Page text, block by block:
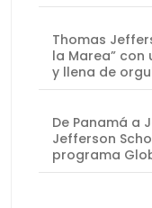
Thomas
la Marea”
y llena de
De Panamá a
Jefferson
programa